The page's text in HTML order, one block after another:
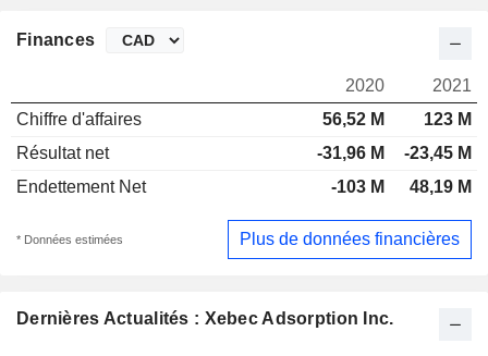
Dernières Actualités : Xebec Adsorption Inc.
Finances
2020
2021
Chiffre d'affaires
56,52 M
123 M
Résultat net
-31,96 M
-23,45 M
Endettement Net
-103 M 48,19 M
* Données estimées Plus de données financières